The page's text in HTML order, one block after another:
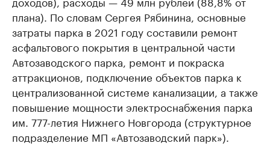
плана). По словам Сергея Рябинина, основные
затраты парка в 2021 году составили ремонт
асфальтового покрытия в центральной части
Автозаводского парка, ремонт и покраска
аттракционов, подключение объектов парка к
централизованной системе канализации, а также
повышение мощности электроснабжения парка
им. 777-летия Нижнего Новгорода (структурное
подразделение МП «Автозаводский парк»).